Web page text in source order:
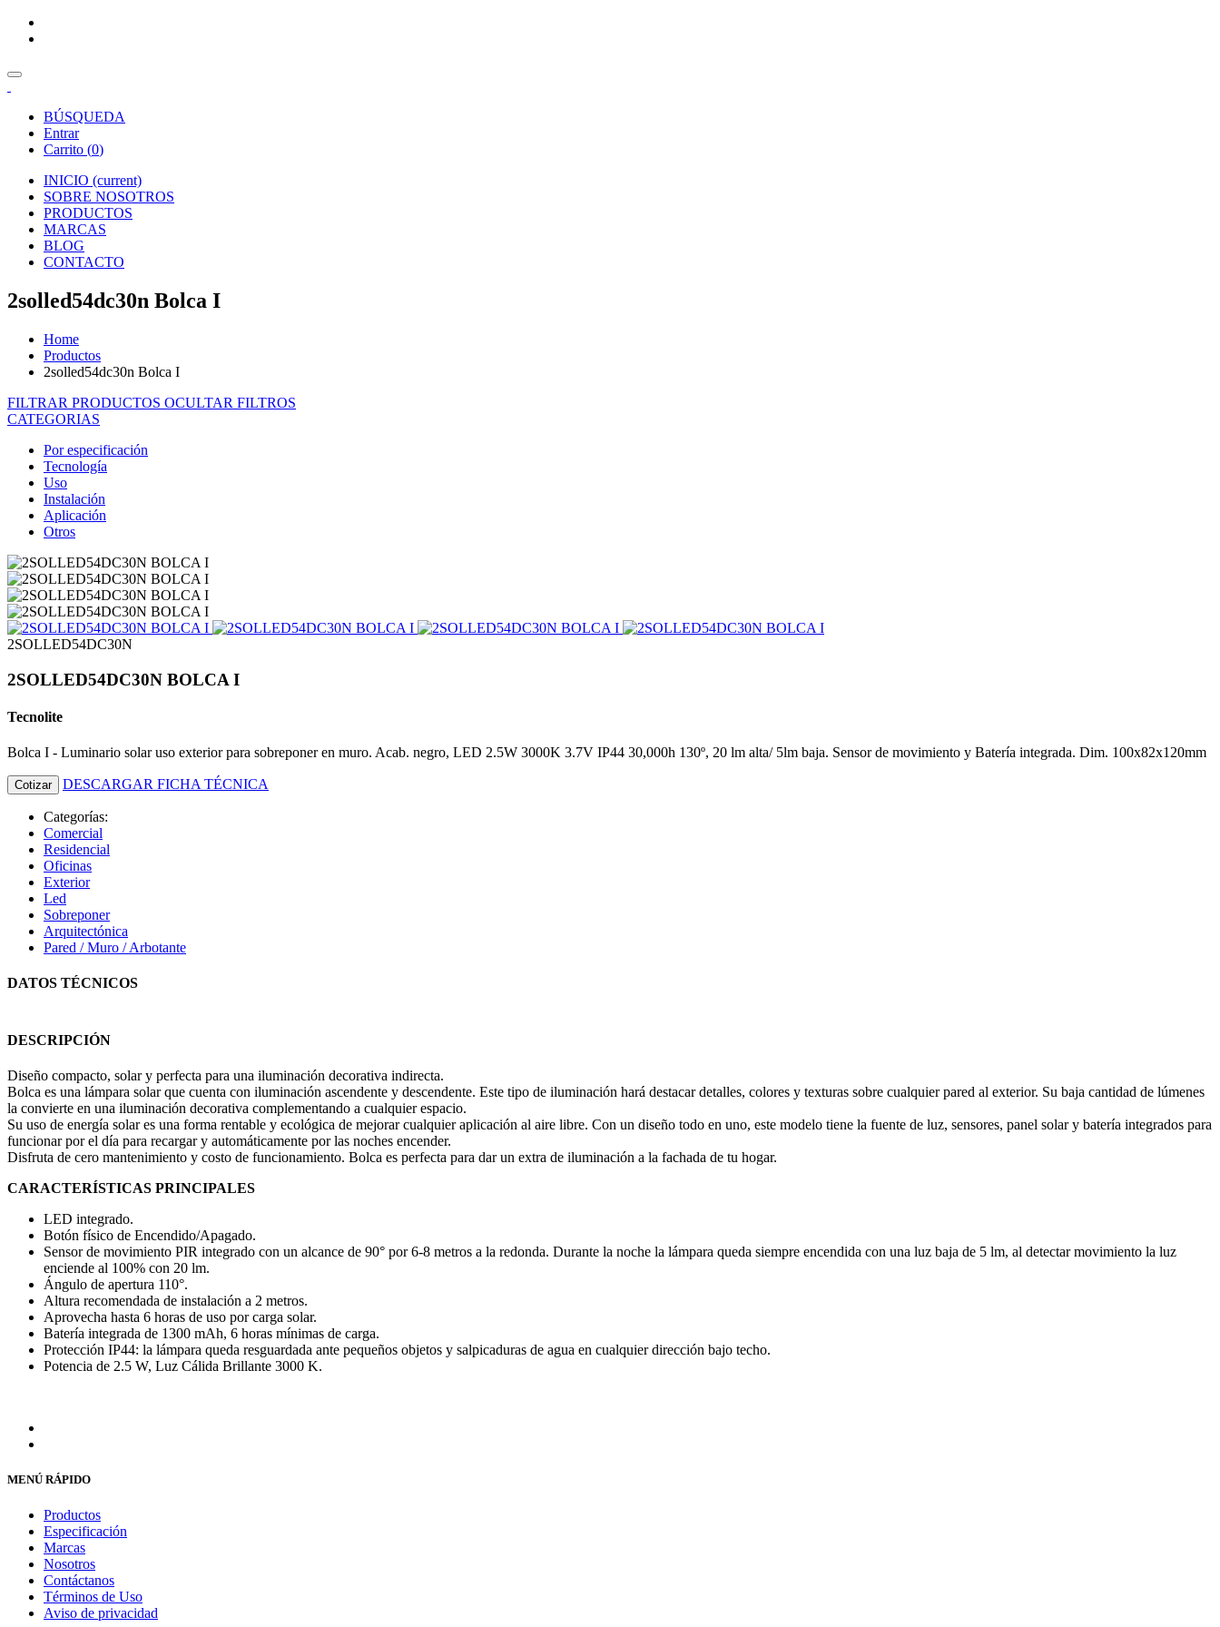
BÚSQUEDA
Entrar
Carrito (0)
INICIO (current)
SOBRE NOSOTROS
PRODUCTOS
MARCAS
BLOG
CONTACTO
2solled54dc30n Bolca I
Home
Productos
2solled54dc30n Bolca I
FILTRAR PRODUCTOS OCULTAR FILTROS
CATEGORIAS
Por especificación
Tecnología
Uso
Instalación
Aplicación
Otros
2SOLLED54DC30N
2SOLLED54DC30N BOLCA I
Tecnolite
Bolca I - Luminario solar uso exterior para sobreponer en muro. Acab. negro, LED 2.5W 3000K 3.7V IP44 30,000h 130º, 20 lm alta/ 5lm baja. Sensor de movimiento y Batería integrada. Dim. 100x82x120mm
Cotizar DESCARGAR FICHA TÉCNICA
Categorías:
Comercial
Residencial
Oficinas
Exterior
Led
Sobreponer
Arquitectónica
Pared / Muro / Arbotante
DATOS TÉCNICOS
DESCRIPCIÓN
Diseño compacto, solar y perfecta para una iluminación decorativa indirecta.
Bolca es una lámpara solar que cuenta con iluminación ascendente y descendente. Este tipo de iluminación hará destacar detalles, colores y texturas sobre cualquier pared al exterior. Su baja cantidad de lúmenes
la convierte en una iluminación decorativa complementando a cualquier espacio.
Su uso de energía solar es una forma rentable y ecológica de mejorar cualquier aplicación al aire libre. Con un diseño todo en uno, este modelo tiene la fuente de luz, sensores, panel solar y batería integrados para
funcionar por el día para recargar y automáticamente por las noches encender.
Disfruta de cero mantenimiento y costo de funcionamiento. Bolca es perfecta para dar un extra de iluminación a la fachada de tu hogar.
CARACTERÍSTICAS PRINCIPALES
LED integrado.
Botón físico de Encendido/Apagado.
Sensor de movimiento PIR integrado con un alcance de 90° por 6-8 metros a la redonda. Durante la noche la lámpara queda siempre encendida con una luz baja de 5 lm, al detectar movimiento la luz
enciende al 100% con 20 lm.
Ángulo de apertura 110°.
Altura recomendada de instalación a 2 metros.
Aprovecha hasta 6 horas de uso por carga solar.
Batería integrada de 1300 mAh, 6 horas mínimas de carga.
Protección IP44: la lámpara queda resguardada ante pequeños objetos y salpicaduras de agua en cualquier dirección bajo techo.
Potencia de 2.5 W, Luz Cálida Brillante 3000 K.
MENÚ RÁPIDO
Productos
Especificación
Marcas
Nosotros
Contáctanos
Términos de Uso
Aviso de privacidad